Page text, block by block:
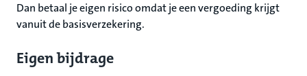
Dan betaal je eigen risico omdat je een vergoeding krijgt
vanuit de basisverzekering.
Eigen bijdrage